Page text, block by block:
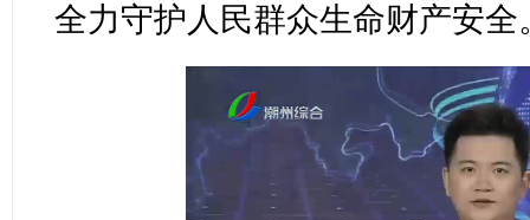
全力守护人民群众生命财产安全